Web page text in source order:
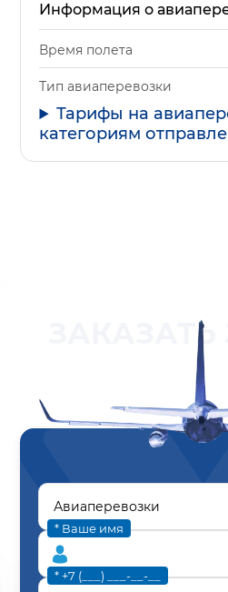
Информация о
Время полета
Тип авиаперевозки
Тарифы на
категориям
ЗАКАЗАТЬ
* Ваше имя
* +7 (___) ___-__-__